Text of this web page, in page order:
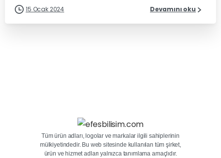
15 Ocak 2024 Devamını oku
Tüm ürün adları, logolar ve markalar ilgili sahiplerinin
mülkiyetindedir. Bu web sitesinde kullanılan tüm şirket,
ürün ve hizmet adları yalnızca tanımlama amaçlıdır.